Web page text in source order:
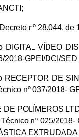
nº 28.044, de
DIGITAL VÍDEO
2018-GPEI/DCI/
RECEPTOR DE
nº 037/2018-
POLÍMEROS
nº 025/